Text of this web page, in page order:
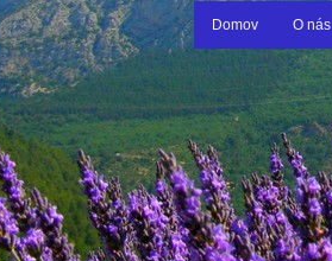
Domov O nás